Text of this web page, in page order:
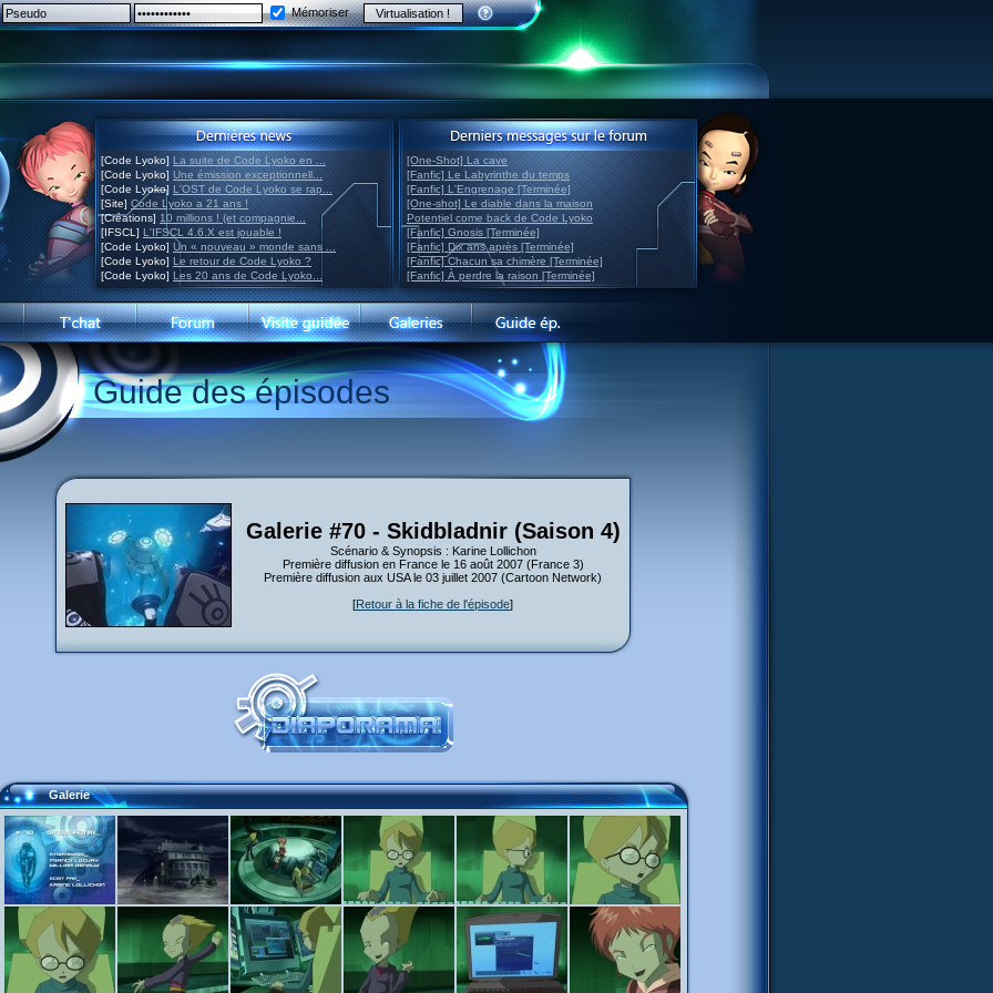
Mémoriser
[Code Lyoko] La suite de Code Lyoko en ...
[Code Lyoko] Une émission exceptionnell...
[Code Lyoko] L'OST de Code Lyoko se rap...
[Site] Code Lyoko a 21 ans !
[Créations] 10 millions ! (et compagnie...
[IFSCL] L'IFSCL 4.6.X est jouable !
[Code Lyoko] Un « nouveau » monde sans ...
[Code Lyoko] Le retour de Code Lyoko ?
[Code Lyoko] Les 20 ans de Code Lyoko...
[One-Shot] La cave
[Fanfic] Le Labyrinthe du temps
[Fanfic] L'Engrenage [Terminée]
[One-shot] Le diable dans la maison
Potentiel come back de Code Lyoko
[Fanfic] Gnosis [Terminée]
[Fanfic] Dix ans après [Terminée]
[Fanfic] Chacun sa chimère [Terminée]
[Fanfic] À perdre la raison [Terminée]
Guide des épisodes
Galerie #70 - Skidbladnir (Saison 4)
Scénario & Synopsis : Karine Lollichon
Première diffusion en France le 16 août 2007 (France 3)
Première diffusion aux USA le 03 juillet 2007 (Cartoon Network)
[Retour à la fiche de l'épisode]
Galerie